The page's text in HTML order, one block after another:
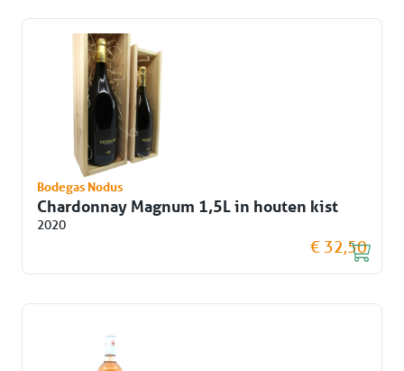
Bodegas Nodus
Chardonnay Magnum 1,5L in houten kist
2020
€ 32,50